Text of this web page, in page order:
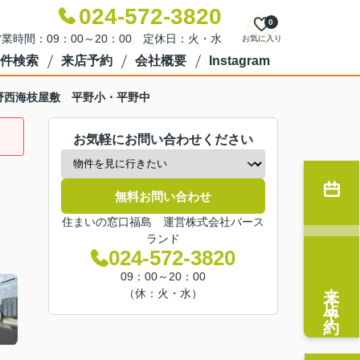
024-572-3820
時間：09：00～20：00 定休日：火・水 お気に入り
0
検索 来店予約 会社概要 Instagram
海枝屋敷 平野小・平野中
お気軽にお問い合わせください
無料お問い合わせ
住まいの窓口福島 運営株式会社バース
ランド
024-572-3820
09：00～20：00
（休：火・水）
来店予約